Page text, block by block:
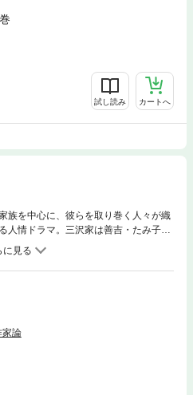
試し読み カートへ
族を中心に、彼らを取り巻く人々が織
人情ドラマ。三沢家は善吉・たみ子夫
人家族。妻のたみ子が切り盛りするコ
している。そんなある日、かつてたみ
・春子から２３年ぶりに電話がかかっ
三浦友和、吉沢京子、志村喬、大坂志
１９７３）年ＮＥＴ（現テレビ朝
。全２９回。上巻には第１～１４話を
家論